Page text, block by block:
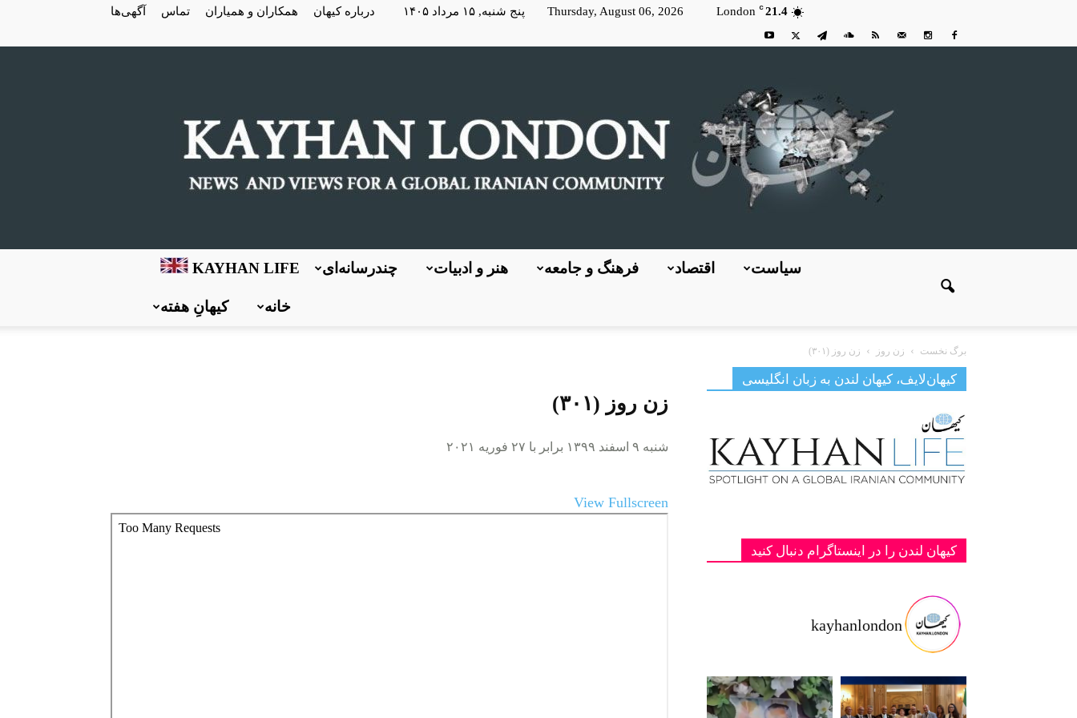
21.4
C
London Thursday, August 06, 2026 پنج شنبه, ۱۵ مرداد ۱۴۰۵ درباره کیهان همکاران و همیاران تماس آگهی‌ها
KAYHAN LIFE چندرسانه‌ای هنر و ادبیات فرهنگ و جامعه اقتصاد سیاست
کیهانِ هفته خانه
برگ نخست زن روز زن روز (۳۰۱)
زن روز (۳۰۱)
شنبه ۹ اسفند ۱۳۹۹ برابر با ۲۷ فوریه ۲۰۲۱
View Fullscreen
کیهان‌لایف، کیهان لندن به زبان انگلیسی
کیهان لندن را در اینستاگرام دنبال کنید
kayhanlondon
‏‏‏ ‏‏ ‏ دانمارک؛ یادبود دو پادشاه فقید پهلوی ج